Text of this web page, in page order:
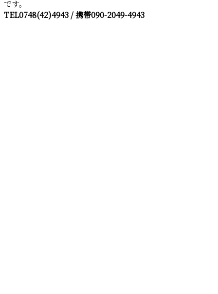
です。
TEL0748(42)4943 / 携帯090-2049-4943